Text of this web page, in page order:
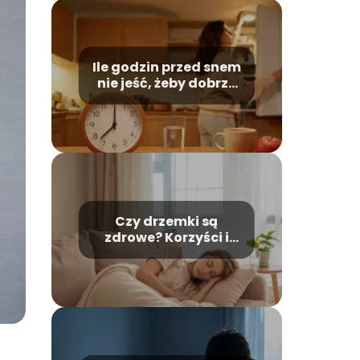
Ile godzin przed snem
nie jeść, żeby dobrze
spać?
Czy drzemki są
zdrowe? Korzyści i
możliwe zagrożenia